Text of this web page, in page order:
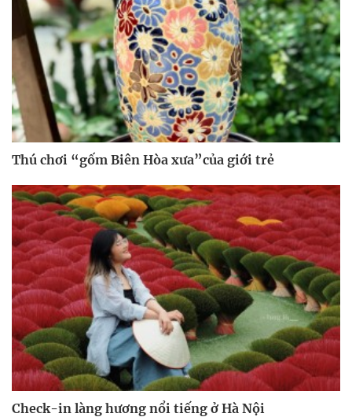
Thú chơi “gốm Biên Hòa xưa”của giới trẻ
Check-in làng hương nổi tiếng ở Hà Nội